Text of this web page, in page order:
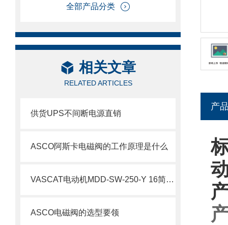
全部产品分类
相关文章
RELATED ARTICLES
供货UPS不间断电源直销
ASCO阿斯卡电磁阀的工作原理是什么
VASCAT电动机MDD-SW-250-Y 16简要介绍
ASCO电磁阀的选型要领
产